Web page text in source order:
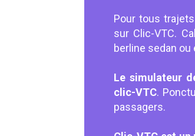
Pour tous
sur Clic-VTC.
berline sedan ou
Le simulateur
clic-VTC.
passagers.